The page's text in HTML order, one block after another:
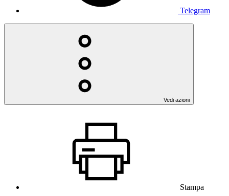
Telegram
Vedi azioni
Stampa